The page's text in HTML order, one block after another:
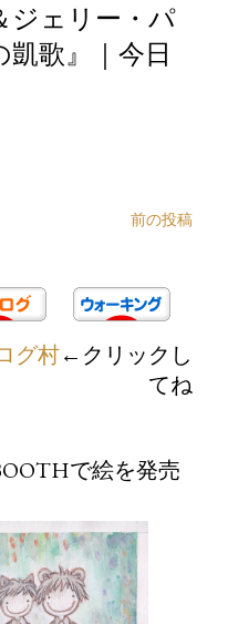
ジェリー・パ
歌』｜今日
前の投稿
グ村←クリックし
てね
で絵を発売